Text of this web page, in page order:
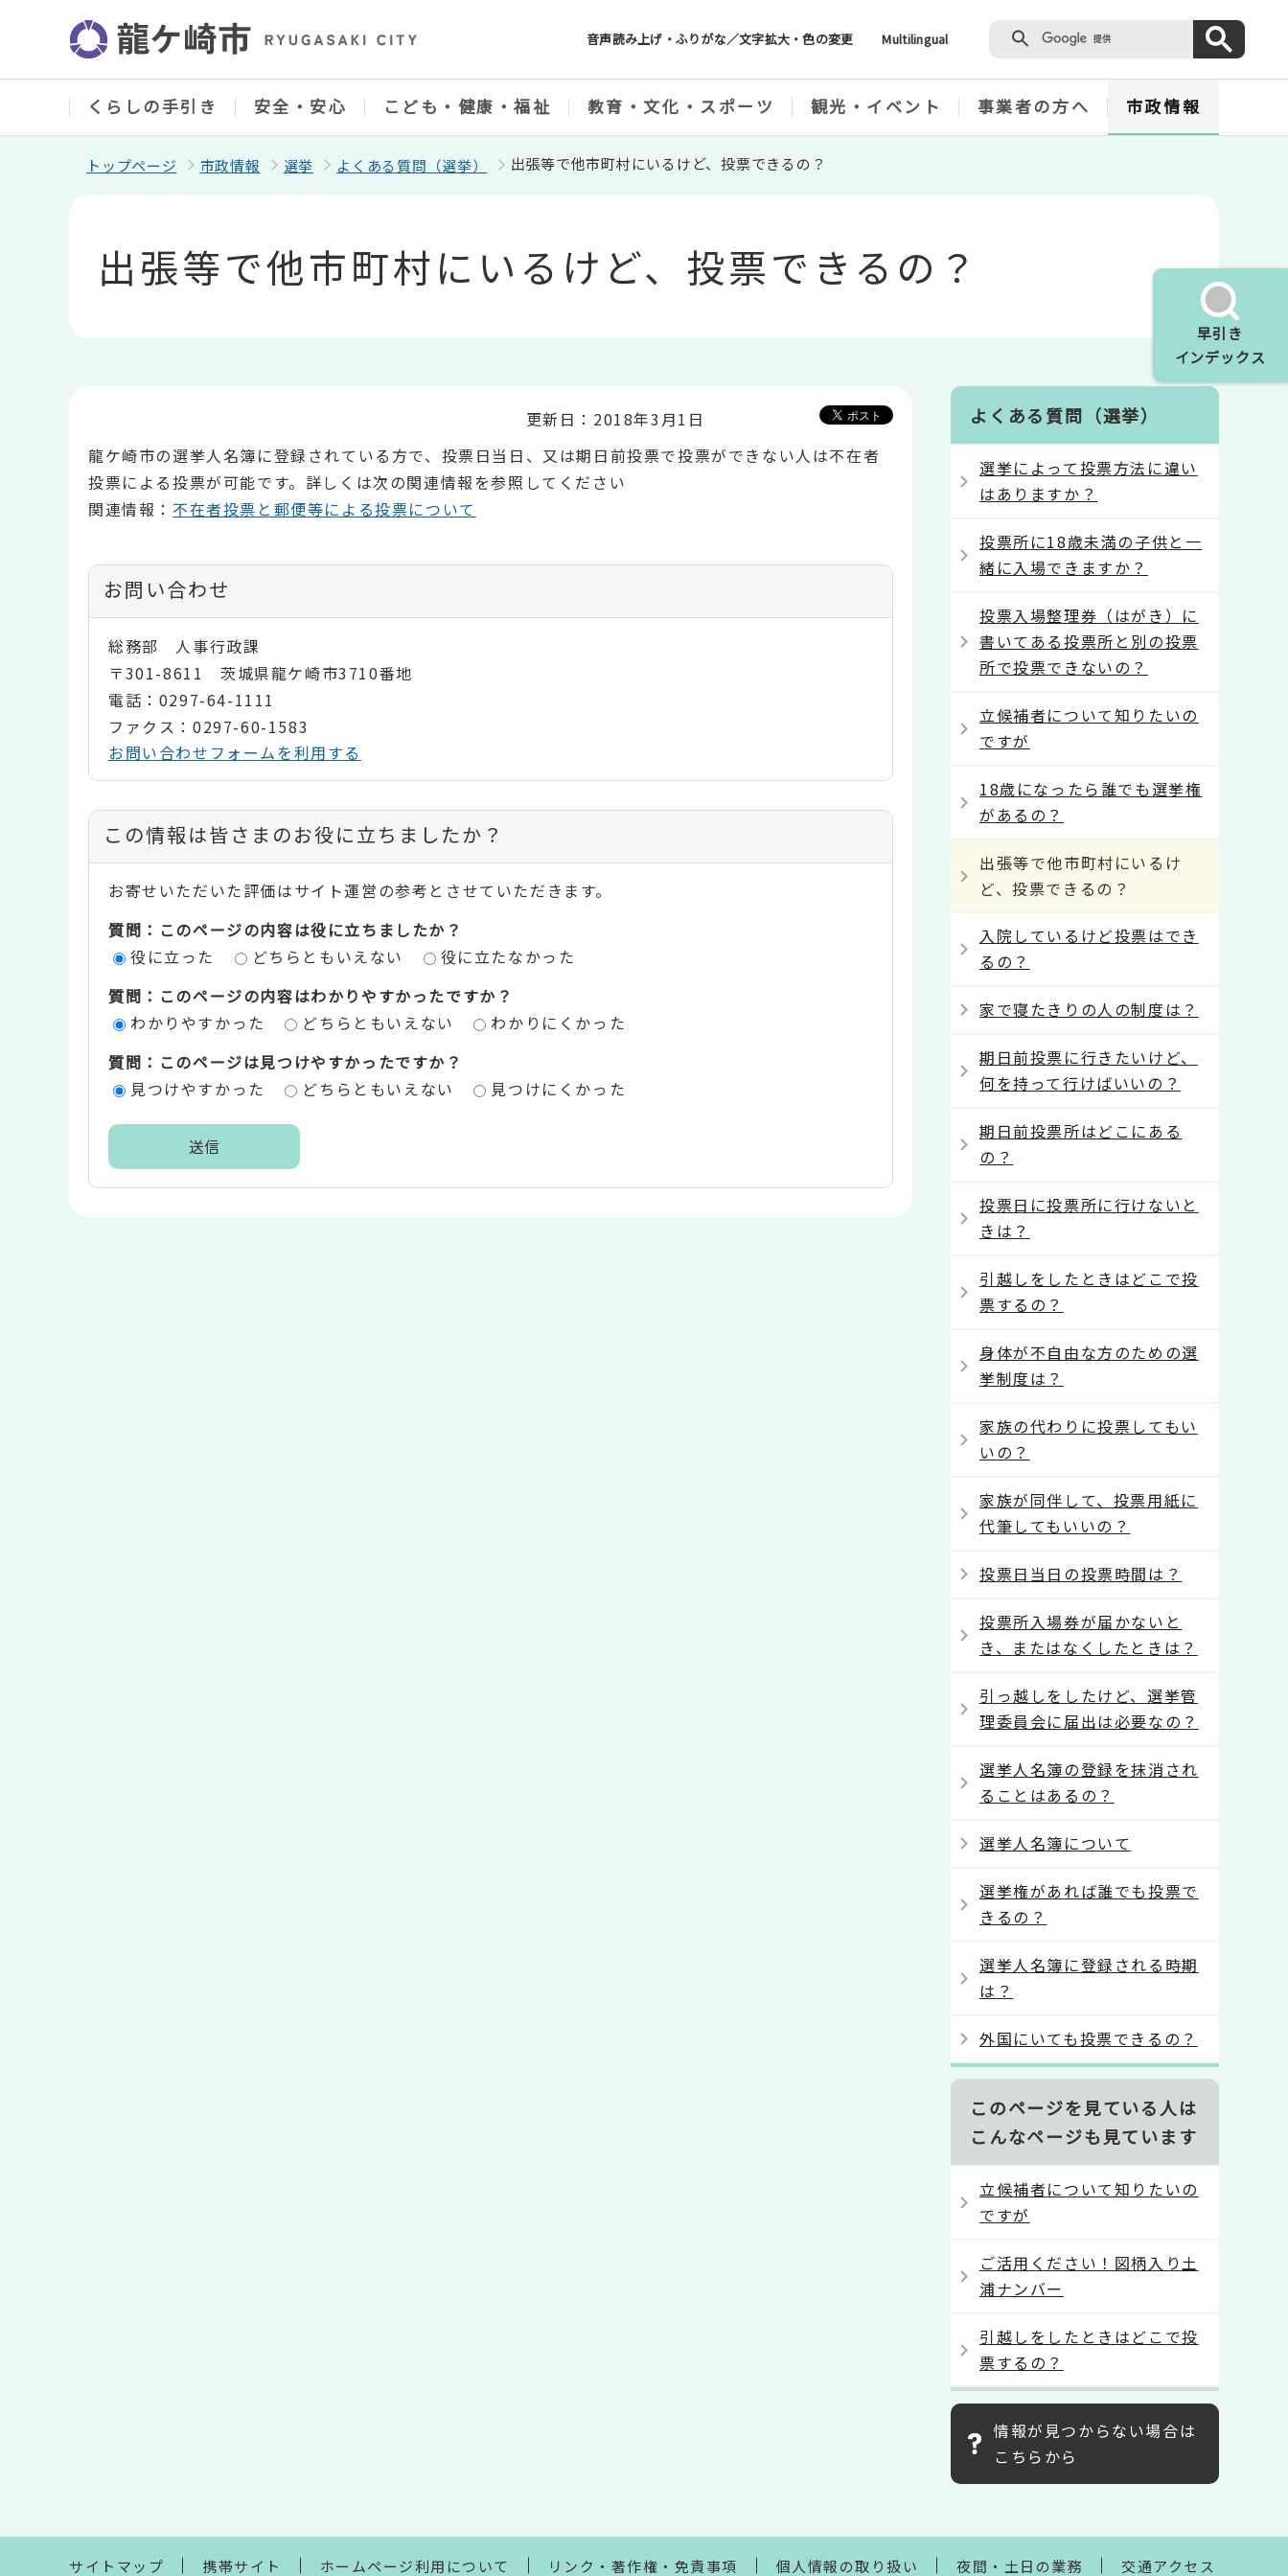
ジ
音声読み上げ・ふりがな／文字拡大・色の変更 Multilingual
早引き
インデックス
くらしの手引き 安全・安心 こども・健康・福祉 教育・文化・スポーツ 観光・イベント 事業者の方へ 市政情報
トップページ 市政情報 選挙 よくある質問（選挙） 出張等で他市町村にいるけど、投票できるの？
出張等で他市町村にいるけど、投票できるの？
更新日：2018年3月1日
龍ケ崎市の選挙人名簿に登録されている方で、投票日当日、又は期日前投票で投票ができない人は不在者
投票による投票が可能です。詳しくは次の関連情報を参照してください
関連情報： 不在者投票と郵便等による投票について
お問い合わせ
総務部 人事行政課
〒301-8611 茨城県龍ケ崎市3710番地
電話：0297-64-1111
ファクス：0297-60-1583
お問い合わせフォームを利用する
コ
ン
テ
ン
評
エ
この情報は皆さまのお役に立ちましたか？
お寄せいただいた評価はサイト運営の参考とさせていただきます。
質問：このページの内容は役に立ちましたか？
役に立った
どちらともいえない
役に立たなかった
質問：このページの内容はわかりやすかったですか？
わかりやすかった
どちらともいえない
わかりにくかった
質問：このページは見つけやすかったですか？
見つけやすかった
どちらともいえない 見つけにくかった
よくある質問（選挙）
選挙によって投票方法に違い
はありますか？
投票所に18歳未満の子供と一
緒に入場できますか？
投票入場整理券（はがき）に
書いてある投票所と別の投票
所で投票できないの？
立候補者について知りたいの
ですが
18歳になったら誰でも選挙権
があるの？
出張等で他市町村にいるけ
ど、投票できるの？
入院しているけど投票はでき
るの？
家で寝たきりの人の制度は？
期日前投票に行きたいけど、
何を持って行けばいいの？
期日前投票所はどこにある
の？
投票日に投票所に行けないと
きは？
引越しをしたときはどこで投
票するの？
身体が不自由な方のための選
挙制度は？
家族の代わりに投票してもい
いの？
家族が同伴して、投票用紙に
代筆してもいいの？
投票日当日の投票時間は？
投票所入場券が届かないと
き、またはなくしたときは？
引っ越しをしたけど、選挙管
理委員会に届出は必要なの？
選挙人名簿の登録を抹消され
ることはあるの？
選挙人名簿について
選挙権があれば誰でも投票で
きるの？
選挙人名簿に登録される時期
は？
外国にいても投票できるの？
このページを見ている人は
こんなページも見ています
立候補者について知りたいの
ですが
ご活用ください！図柄入り土
浦ナンバー
引越しをしたときはどこで投
票するの？
情報が見つからない場合は
こちらから
サイトマップ 携帯サイト ホームページ利用について リンク・著作権・免責事項 個人情報の取り扱い 夜間・土日の業務 交通アクセス